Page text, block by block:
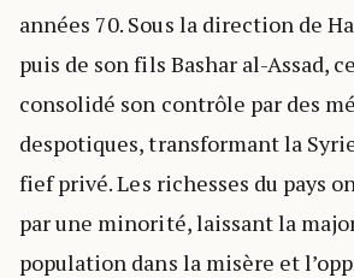
années 70. Sous la direction de
puis de son fils Bashar al-Assad,
consolidé son contrôle par des
despotiques, transformant la
fief privé. Les richesses du pays
par une minorité, laissant la
population dans la misère et